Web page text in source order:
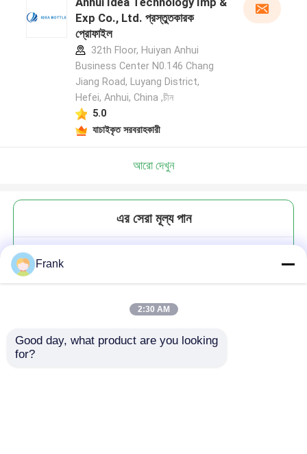
Exp Co., Ltd. প্রস্তুতকারক
প্রোফাইল
32th Floor, Huiyan Anhui
Business Center N0.146 Chang
Jiang Road, Luyang District,
Hefei, Anhui, China ,চীন
5.0
যাচাইকৃত সরবরাহকারী
আরো দেখুন
এর সেরা মূল্য পান
Frank
2:30 AM
Good day, what product are you looking
for?